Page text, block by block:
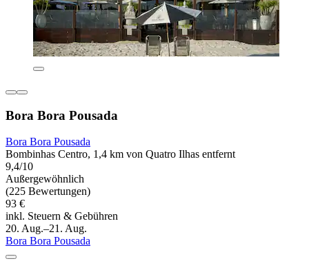
Bora Bora Pousada
Bora Bora Pousada
Bombinhas Centro, 1,4 km von Quatro Ilhas entfernt
9,4/10
Außergewöhnlich
(225 Bewertungen)
93 €
inkl. Steuern & Gebühren
20. Aug.–21. Aug.
Bora Bora Pousada